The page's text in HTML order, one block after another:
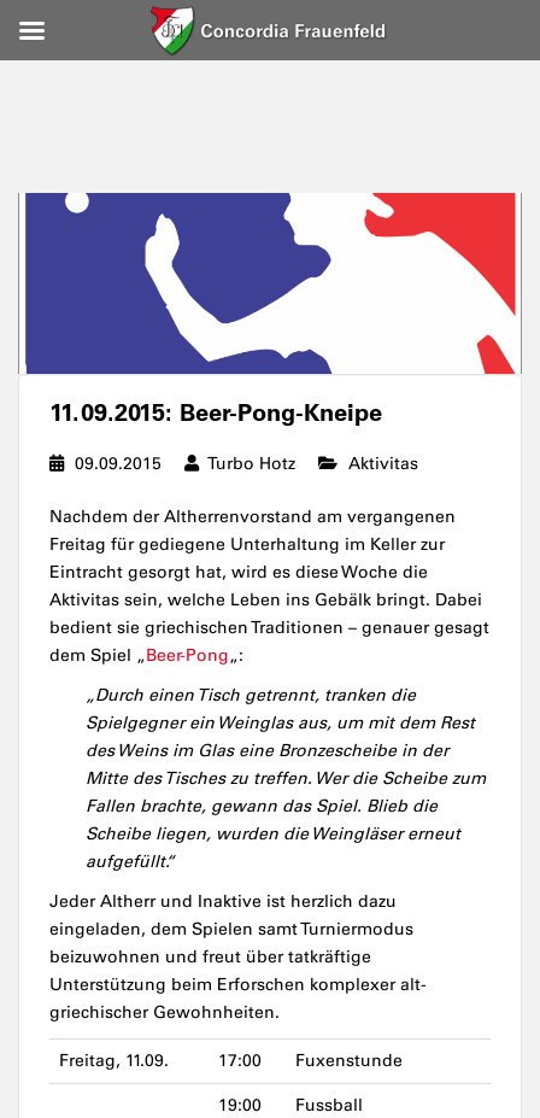
11.09.2015: Beer-Pong-Kneipe
09.09.2015 Turbo Hotz Aktivitas
Nachdem der Altherrenvorstand am vergangenen
Freitag für gediegene Unterhaltung im Keller zur
Eintracht gesorgt hat, wird es diese Woche die
Aktivitas sein, welche Leben ins Gebälk bringt. Dabei
bedient sie griechischen Traditionen – genauer gesagt
dem Spiel „Beer-Pong„:
„Durch einen Tisch getrennt, tranken die
Spielgegner ein Weinglas aus, um mit dem Rest
des Weins im Glas eine Bronzescheibe in der
Mitte des Tisches zu treffen. Wer die Scheibe zum
Fallen brachte, gewann das Spiel. Blieb die
Scheibe liegen, wurden die Weingläser erneut
aufgefüllt.“
Jeder Altherr und Inaktive ist herzlich dazu
eingeladen, dem Spielen samt Turniermodus
beizuwohnen und freut über tatkräftige
Unterstützung beim Erforschen komplexer alt-
griechischer Gewohnheiten.
Freitag, 11.09. 17:00 Fuxenstunde
19:00 Fussball